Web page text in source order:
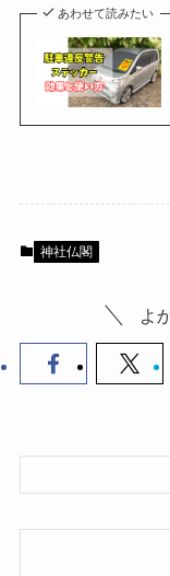
あわせて読みたい
神社仏閣
よ